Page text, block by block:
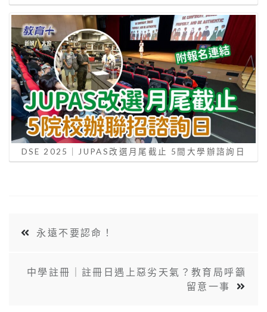
DSE 2025｜JUPAS改選月尾截止 5間大學辦諮詢日
永遠不要認命！
中學註冊｜註冊日遇上惡劣天氣？教育局呼籲
留意一事